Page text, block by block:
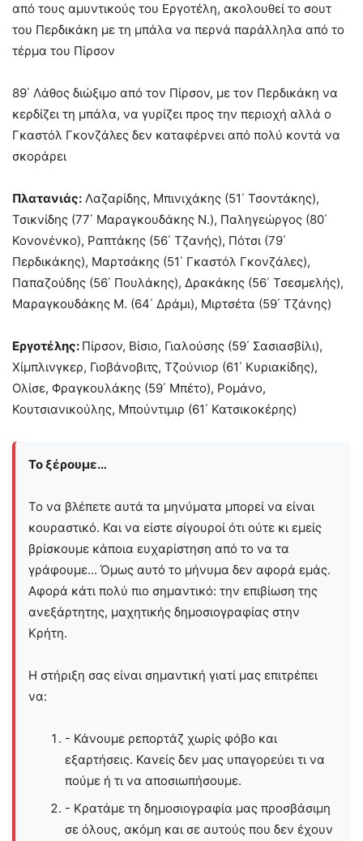
από τους αμυντικούς του Εργοτέλη, ακολουθεί το σουτ
του Περδικάκη με τη μπάλα να περνά παράλληλα από το
τέρμα του Πίρσον
89΄ Λάθος διώξιμο από τον Πίρσον, με τον Περδικάκη να
κερδίζει τη μπάλα, να γυρίζει προς την περιοχή αλλά ο
Γκαστόλ Γκονζάλες δεν καταφέρνει από πολύ κοντά να
σκοράρει
Πλατανιάς: Λαζαρίδης, Μπινιχάκης (51΄ Τσοντάκης),
Τσικνίδης (77΄ Μαραγκουδάκης Ν.), Παληγεώργος (80΄
Κονονένκο), Ραπτάκης (56΄ Τζανής), Πότσι (79΄
Περδικάκης), Μαρτσάκης (51΄ Γκαστόλ Γκονζάλες),
Παπαζούδης (56΄ Πουλάκης), Δρακάκης (56΄ Τσεσμελής),
Μαραγκουδάκης Μ. (64΄ Δράμι), Μιρτσέτα (59΄ Τζάνης)
Εργοτέλης: Πίρσον, Βίσιο, Γιαλούσης (59΄ Σασιασβίλι),
Χίμπλινγκερ, Γιοβάνοβιτς, Τζούνιορ (61΄ Κυριακίδης),
Ολίσε, Φραγκουλάκης (59΄ Μπέτο), Ρομάνο,
Κουτσιανικούλης, Μπούντιμιρ (61΄ Κατσικοκέρης)
Το ξέρουμε…
Το να βλέπετε αυτά τα μηνύματα μπορεί να είναι
κουραστικό. Και να είστε σίγουροί ότι ούτε κι εμείς
βρίσκουμε κάποια ευχαρίστηση από το να τα
γράφουμε... Όμως αυτό το μήνυμα δεν αφορά εμάς.
Αφορά κάτι πολύ πιο σημαντικό: την επιβίωση της
ανεξάρτητης, μαχητικής δημοσιογραφίας στην
Kρήτη.
Η στήριξη σας είναι σημαντική γιατί μας επιτρέπει
να:
- Κάνουμε ρεπορτάζ χωρίς φόβο και
εξαρτήσεις. Κανείς δεν μας υπαγορεύει τι να
πούμε ή τι να αποσιωπήσουμε.
- Κρατάμε τη δημοσιογραφία μας προσβάσιμη
σε όλους, ακόμη και σε αυτούς που δεν έχουν